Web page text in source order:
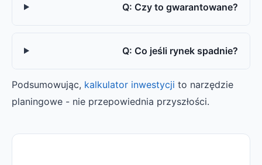
Q: Czy to gwarantowane?
Q: Co jeśli rynek spadnie?
Podsumowując, kalkulator inwestycji to narzędzie
planingowe - nie przepowiednia przyszłości.